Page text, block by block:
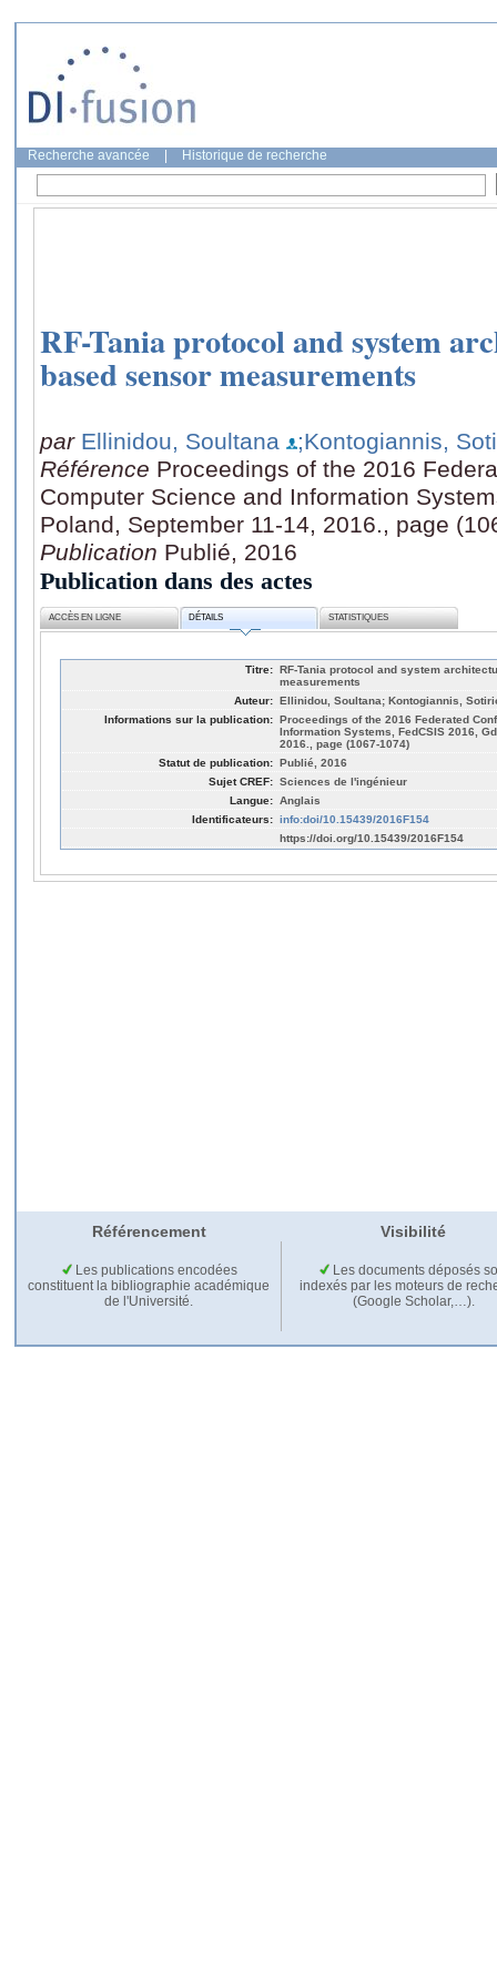
Recherche avancée Historique de recherche
RF-Tania protocol and system
based sensor measurements
par Ellinidou, Soultana
;Kontogiannis,
Référence Proceedings of the 2016
Computer Science and Information
Poland, September 11-14, 2016., page
Publication Publié, 2016
Publication dans des actes
ACCÈS EN LIGNE DÉTAILS STATISTIQUES
Titre: RF-Tania protocol and system
measurements
Auteur: Ellinidou, Soultana; Kontogiannis,
Informations sur la publication: Proceedings of the 2016 Federated
Information Systems, FedCSIS 2016,
2016., page (1067-1074)
Statut de publication: Publié, 2016
Sujet CREF: Sciences de l'ingénieur
Langue: Anglais
Identificateurs: info:doi/10.15439/2016F154
https://doi.org/10.15439/2016F154
Référencement Visibilité
Les publications encodées
constituent la bibliographie académique
de l'Université.
Les documents déposés
indexés par les moteurs de
(Google Scholar,…).